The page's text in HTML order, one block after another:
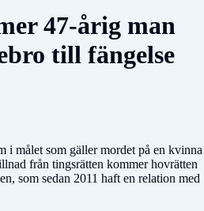
47-årig man
till fängelse
i målet som gäller mordet på en kvinna
från tingsrätten kommer hovrätten
som sedan 2011 haft en relation med